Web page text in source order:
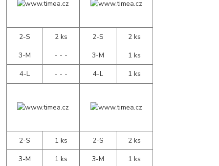
2-S
2 ks
3-M
- - -
4-L
- - -
2-S
2 ks
3-M
1 ks
4-L
1 ks
2-S
1 ks
3-M
1 ks
2-S
2 ks
3-M
1 ks